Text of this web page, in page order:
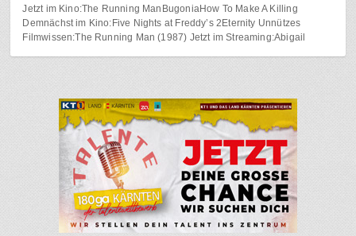
Jetzt im Kino:The Running ManBugoniaHow To Make A Killing
Demnächst im Kino:Five Nights at Freddy’s 2Eternity Unnützes
Filmwissen:The Running Man (1987) Jetzt im Streaming:Abigail